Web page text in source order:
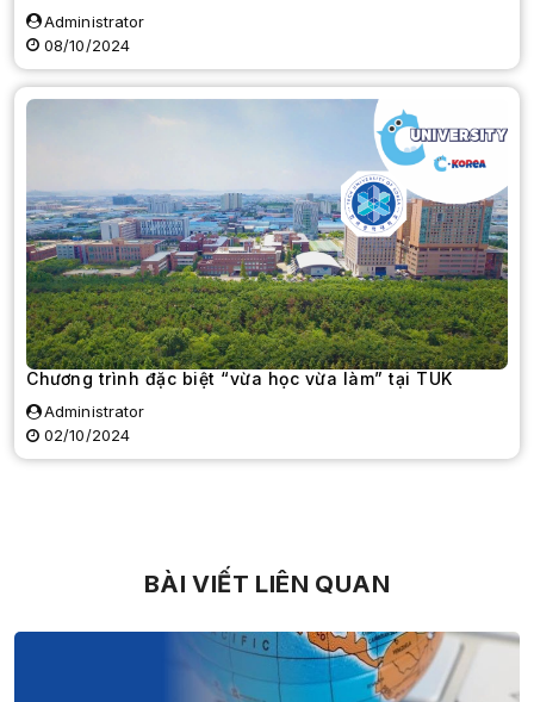
Administrator
08/10/2024
Chương trình đặc biệt “vừa học vừa làm” tại TUK
Administrator
02/10/2024
BÀI VIẾT LIÊN QUAN